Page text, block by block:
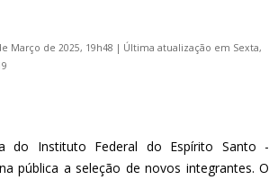
Março de 2025, 19h48 | Última atualização em Sexta,
do Instituto Federal do Espírito Santo -
pública a seleção de novos integrantes. O